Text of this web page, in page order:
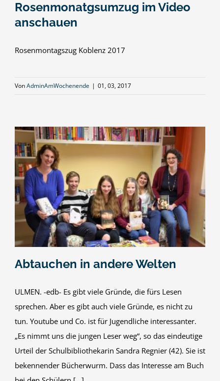
Rosenmonatgsumzug im Video
anschauen
Rosenmontagszug Koblenz 2017
VonAdminAmWochenende | 01, 03, 2017
Abtauchen in andere Welten
ULMEN. -edb- Es gibt viele Gründe, die fürs Lesen
sprechen. Aber es gibt auch viele Gründe, es nicht zu
tun. Youtube und Co. ist für Jugendliche interessanter.
„Es nimmt uns die jungen Leser weg“, so das eindeutige
Urteil der Schulbibliothekarin Sandra Regnier (42). Sie ist
bekennender Bücherwurm. Dass das Interesse am Buch